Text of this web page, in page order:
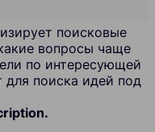
поисковые
вопросы чаще
по интересующей
для поиска идей под